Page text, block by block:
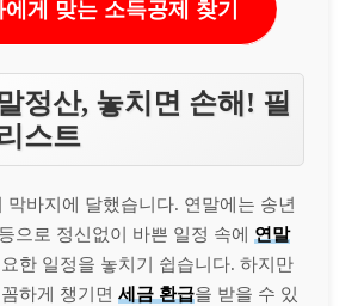
에게 맞는 소득공제 찾기
정산, 놓치면 손해! 필
스트
막바지에 달했습니다. 연말에는 송년
으로 정신없이 바쁜 일정 속에 연말
한 일정을 놓치기 쉽습니다. 하지만
하게 챙기면 세금 환급을 받을 수 있